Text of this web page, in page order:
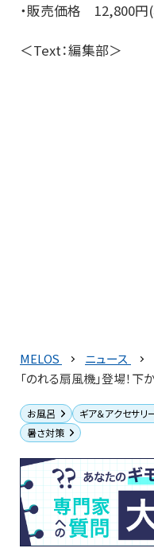
・販売価格 12,800円
＜Text：編集部＞
MELOS
ニュース
「のれる扇風機」登場！
お風呂 ギア＆アクセサリ
暑さ対策